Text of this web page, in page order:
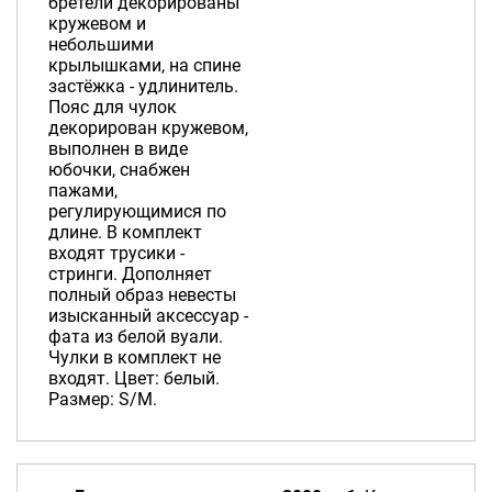
кружевом и
небольшими
крылышками, на спине
застёжка - удлинитель.
Пояс для чулок
декорирован кружевом,
выполнен в виде
юбочки, снабжен
пажами,
регулирующимися по
длине. В комплект
входят трусики -
стринги. Дополняет
полный образ невесты
изысканный аксессуар -
фата из белой вуали.
Чулки в комплект не
входят. Цвет: белый.
Размер: S/M.